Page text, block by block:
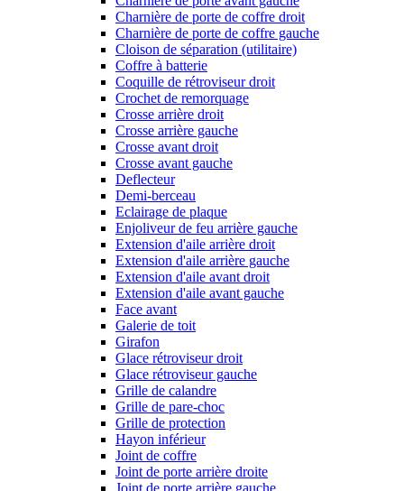
Charnière de porte de coffre droit
Charnière de porte de coffre gauche
Cloison de séparation (utilitaire)
Coffre à batterie
Coquille de rétroviseur droit
Crochet de remorquage
Crosse arrière droit
Crosse arrière gauche
Crosse avant droit
Crosse avant gauche
Deflecteur
Demi-berceau
Eclairage de plaque
Enjoliveur de feu arrière gauche
Extension d'aile arrière droit
Extension d'aile arrière gauche
Extension d'aile avant droit
Extension d'aile avant gauche
Face avant
Galerie de toit
Girafon
Glace rétroviseur droit
Glace rétroviseur gauche
Grille de calandre
Grille de pare-choc
Grille de protection
Hayon inférieur
Joint de coffre
Joint de porte arrière droite
Joint de porte arrière gauche